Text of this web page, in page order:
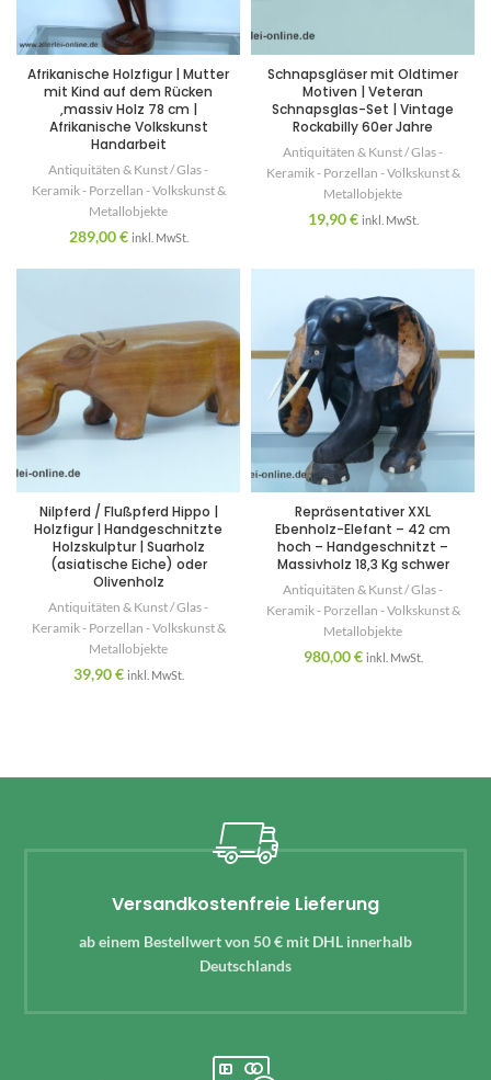
Afrikanische Holzfigur | Mutter
mit Kind auf dem Rücken
,massiv Holz 78 cm |
Afrikanische Volkskunst
Handarbeit
Antiquitäten & Kunst / Glas -
Keramik - Porzellan - Volkskunst &
Metallobjekte
289,00€ inkl. MwSt.
Schnapsgläser mit Oldtimer
Motiven | Veteran
Schnapsglas-Set | Vintage
Rockabilly 60er Jahre
Antiquitäten & Kunst / Glas -
Keramik - Porzellan - Volkskunst &
Metallobjekte
19,90€ inkl. MwSt.
Nilpferd / Flußpferd Hippo |
Holzfigur | Handgeschnitzte
Holzskulptur | Suarholz
(asiatische Eiche) oder
Olivenholz
Antiquitäten & Kunst / Glas -
Keramik - Porzellan - Volkskunst &
Metallobjekte
39,90€ inkl. MwSt.
Repräsentativer XXL
Ebenholz-Elefant – 42 cm
hoch – Handgeschnitzt –
Massivholz 18,3 Kg schwer
Antiquitäten & Kunst / Glas -
Keramik - Porzellan - Volkskunst &
Metallobjekte
980,00€ inkl. MwSt.
Versandkostenfreie Lieferung
ab einem Bestellwert von 50 € mit DHL innerhalb
Deutschlands